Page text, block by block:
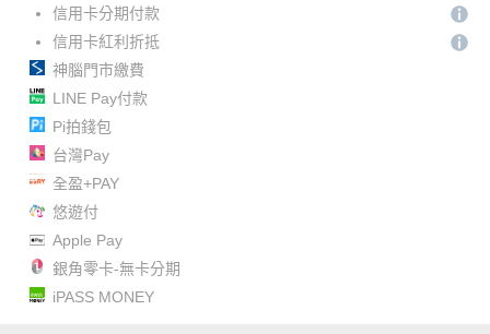
信用卡分期付款
信用卡紅利折抵
神腦門市繳費
LINE Pay付款
Pi拍錢包
台灣Pay
全盈+PAY
悠遊付
Apple Pay
銀角零卡-無卡分期
iPASS MONEY